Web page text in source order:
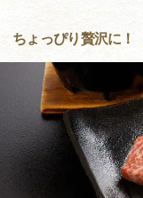
ちょっぴり贅沢に！